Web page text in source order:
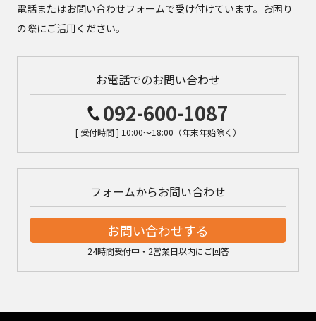
電話またはお問い合わせフォームで受け付けています。お困り
の際にご活用ください。
お電話でのお問い合わせ
092-600-1087
[ 受付時間 ] 10:00～18:00（年末年始除く）
フォームからお問い合わせ
お問い合わせする
24時間受付中・2営業日以内にご回答